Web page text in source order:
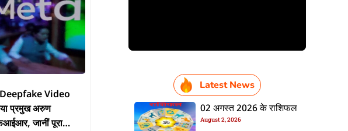
Video
प्रमुख अरुण
जानीं पूरा
Latest News
02 अगस्त 2026 के राशिफल
August 2, 2026